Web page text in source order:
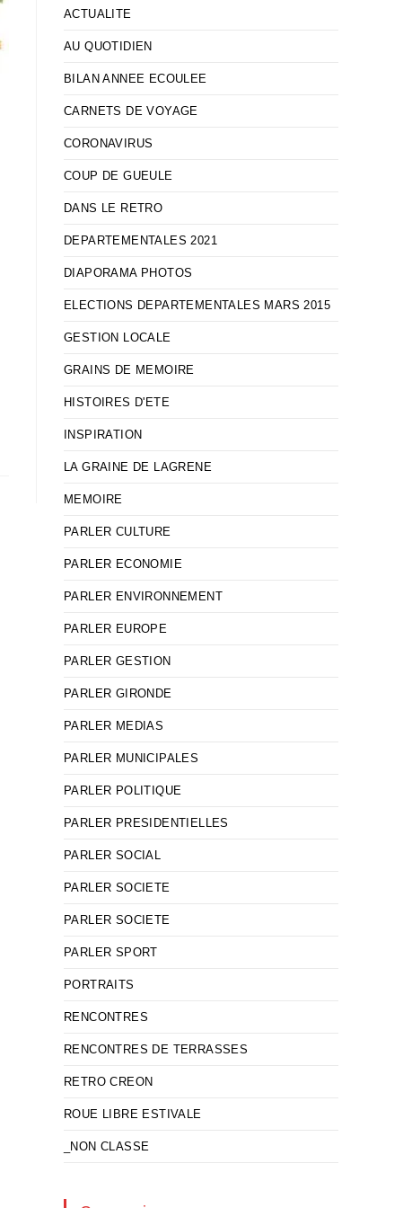
ACTUALITE
AU QUOTIDIEN
BILAN ANNEE ECOULEE
CARNETS DE VOYAGE
CORONAVIRUS
COUP DE GUEULE
DANS LE RETRO
DEPARTEMENTALES 2021
DIAPORAMA PHOTOS
ELECTIONS DEPARTEMENTALES MARS 2015
GESTION LOCALE
GRAINS DE MEMOIRE
HISTOIRES D'ETE
INSPIRATION
LA GRAINE DE LAGRENE
MEMOIRE
PARLER CULTURE
PARLER ECONOMIE
PARLER ENVIRONNEMENT
PARLER EUROPE
PARLER GESTION
PARLER GIRONDE
PARLER MEDIAS
PARLER MUNICIPALES
PARLER POLITIQUE
PARLER PRESIDENTIELLES
PARLER SOCIAL
PARLER SOCIETE
PARLER SOCIETE
PARLER SPORT
PORTRAITS
RENCONTRES
RENCONTRES DE TERRASSES
RETRO CREON
ROUE LIBRE ESTIVALE
_NON CLASSE